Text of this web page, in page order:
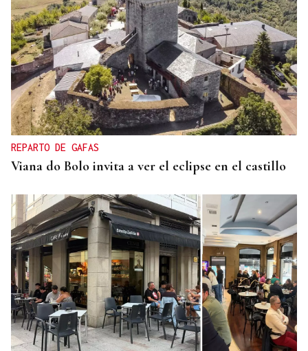
CUIDAR LOS ECOSISTEMAS COSTEROS
Las claves para reducir los residuos y mantener las
playas limpias este verano
REPARTO DE GAFAS
Viana do Bolo invita a ver el eclipse en el castillo